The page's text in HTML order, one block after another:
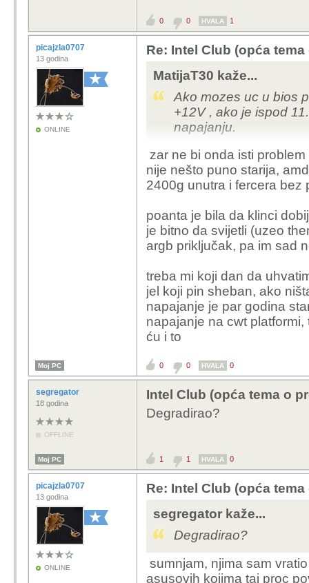
0 0 HVALA 1
picajzla0707
13 godina
ONLINE
Re: Intel Club (opća
MatijaT30 kaže...
Ako mozes uc u bios
+12V , ako je ispod
napajanju.
zar ne bi onda isti
nije nešto puno starija,
2400g unutra i fercera bez
poanta je bila da klinci
je bitno da svijetli (uzeo
argb priključak, pa im sad
treba mi koji dan da
jel koji pin sheban, ako
napajanje je par godina
napajanje na cwt
ću i to
Moj PC 0 0 HVALA 0
segregator
18 godina
OFFLINE
Intel Club (opća tema o
Degradirao?
Moj PC 1 1 HVALA 0
picajzla0707
13 godina
ONLINE
Re: Intel Club (opća
segregator kaže...
Degradirao?
sumnjam, njima sam
asusovih kojima taj proc